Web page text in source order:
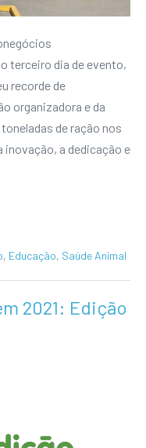
terceiro dia de evento,
recorde de
organizadora e da
de ração nos
inovação, a dedicação e
, Educação, Saúde Animal
2021: Edição